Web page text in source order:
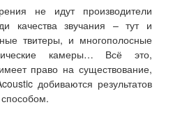
не идут производители
качества звучания – тут и
твитеры, и многополосные
камеры… Всё это,
право на существование,
добиваются результатов